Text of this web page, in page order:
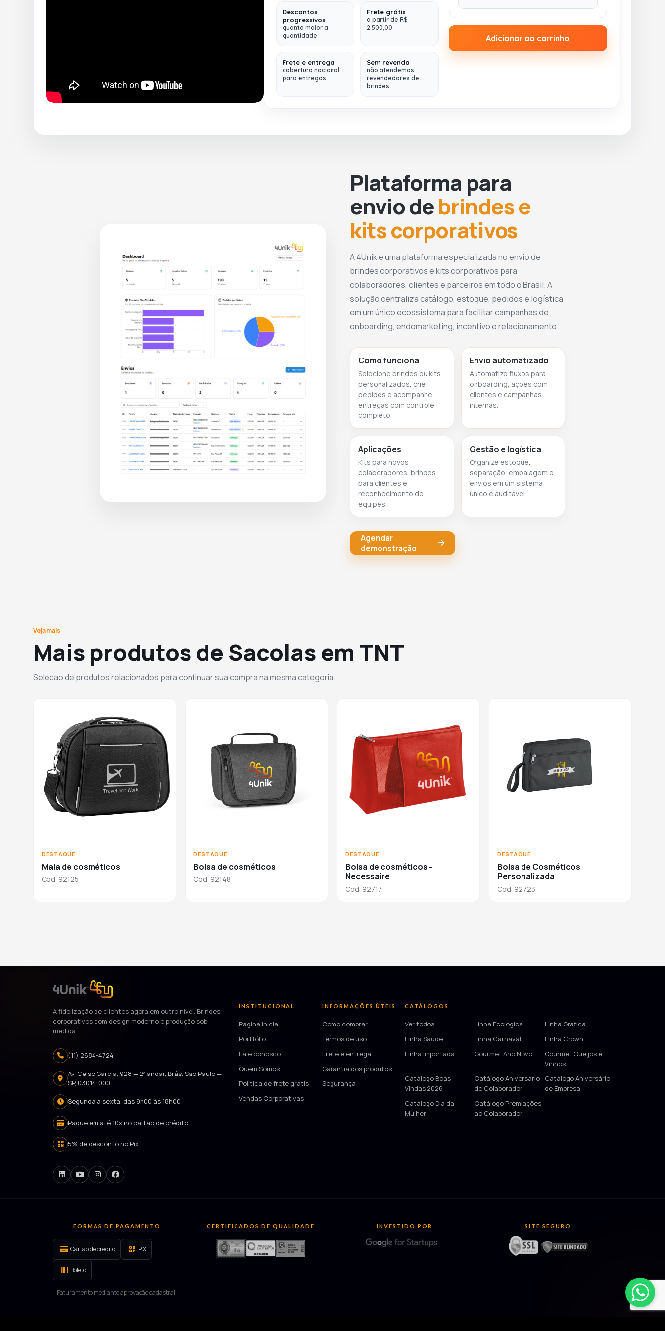
BRANCO 106 AMARELO 108
VERDE CLARO 119
Sem estoque
BEGE 131
Sem estoque
TÊXTIL - FRENTE -
CORES: 1 - 16 X 20
TÊXTIL - FRENTE -
CORES: 4 - 16 X 20
Sacola. Non-woven
: 80 g/m². Termo-
selado.
Fazemosmúltiplos envios (para
Descontos
progressivos
quanto maior a
quantidade
Frete grátis
a partir de R$
2.500,00
Frete e entrega
cobertura nacional
para entregas
Sem revenda
não atendemos
revendedores de
brindes
Adicionar ao carrinho
Plataforma para
envio debrindes e
kits corporativos
A 4Unik é uma plataforma especializada no envio de
brindes corporativos e kits corporativos para
colaboradores, clientes e parceiros em todo o Brasil. A
solução centraliza catálogo, estoque, pedidos e logística
em um único ecossistema para facilitar campanhas de
onboarding, endomarketing, incentivo e relacionamento.
Como funciona
Selecione brindes ou kits
personalizados, crie
pedidos e acompanhe
entregas com controle
completo.
Envio automatizado
Automatize fluxos para
onboarding, ações com
clientes e campanhas
internas.
Aplicações
Kits para novos
colaboradores, brindes
para clientes e
reconhecimento de
equipes.
Gestão e logística
Organize estoque,
separação, embalagem e
envios em um sistema
único e auditável.
Agendar
demonstração
Veja mais
Mais produtos de Sacolas em TNT
Selecao de produtos relacionados para continuar sua compra na mesma categoria.
DESTAQUE
Mala de cosméticos
Cod. 92125
DESTAQUE
Bolsa de cosméticos
Cod. 92148
DESTAQUE
Bolsa de cosméticos -
Necessaire
Cod. 92717
DESTAQUE
Bolsa de Cosméticos
Personalizada
Cod. 92723
A fidelização de clientes agora em outro nível. Brindes
corporativos com design moderno e produção sob
medida.
(11) 2684-4724
Av. Celso Garcia, 928 — 2º andar, Brás, São Paulo —
SP, 03014-000
Segunda a sexta, das 9h00 às 18h00
Pague em até 10x no cartão de crédito
5% de desconto no Pix
INSTITUCIONAL
Página inicial
Portfólio
Fale conosco
Quem Somos
Política de frete grátis
Vendas Corporativas
INFORMAÇÕES ÚTEIS
Como comprar
Termos de uso
Frete e entrega
Garantia dos produtos
Segurança
CATÁLOGOS
Ver todos Linha Ecológica
Linha Gráfica
Linha Saúde
Linha Carnaval
Linha Crown
Linha Importada
Gourmet Ano Novo
Gourmet Queijos e
Vinhos
Catálogo Boas-
Vindas 2026
Catálogo Aniversário
de Colaborador
Catálogo Aniversário
de Empresa
Catálogo Dia da
Mulher
Catálogo Premiações
ao Colaborador
FORMAS DE PAGAMENTO
Cartão de crédito PIX
Boleto
Faturamento mediante aprovação cadastral.
CERTIFICADOS DE QUALIDADE INVESTIDO POR SITE SEGURO